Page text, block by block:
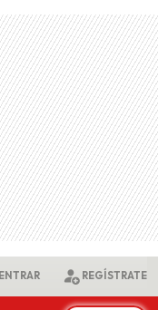
ENTRAR REGÍSTRATE